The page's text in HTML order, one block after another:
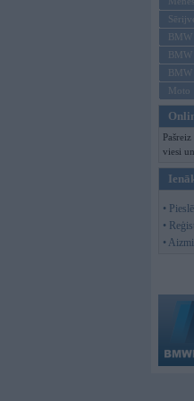
BMW
BMW
BMW
Moto
viesi
•
•
•